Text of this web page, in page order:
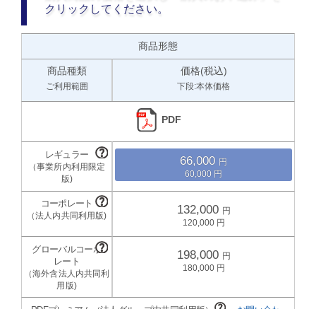
クリックしてください。
商品形態
商品種類
ご利用範囲
価格(税込)
下段:本体価格
PDF
66,000
60,000
132,000
120,000
198,000
180,000